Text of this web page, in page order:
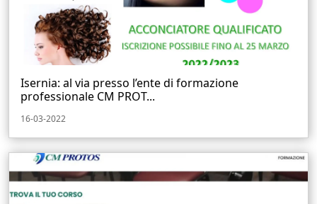
Isernia: al via presso l’ente di formazione
professionale CM PROT...
16-03-2022